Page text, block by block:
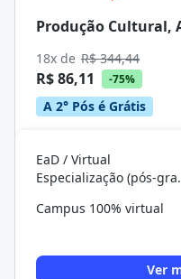
Produção Cultural,
18x de R$ 344,44
R$ 86,11 -75%
A 2° Pós é Grátis
EaD / Virtual
Campus 100% virtual
Ver